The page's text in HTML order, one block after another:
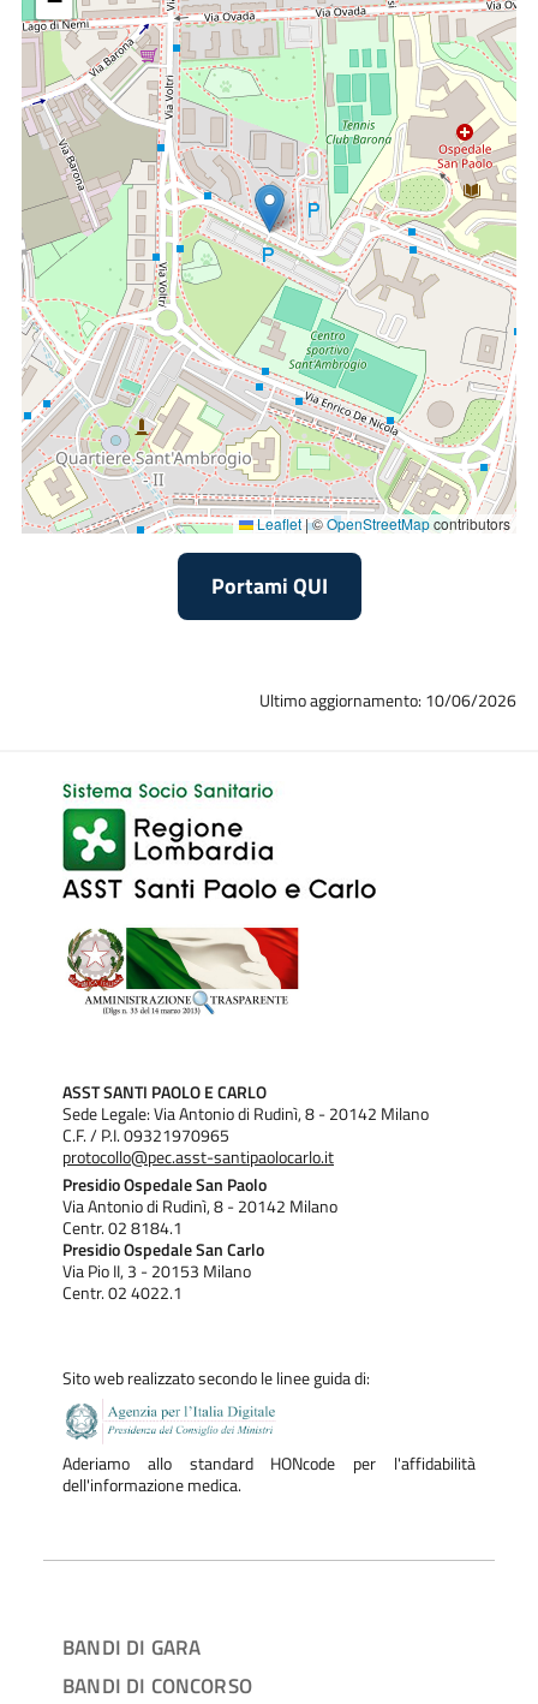
in ambito psicologico.
Principali patologie e trattamenti
Malattia di Parkinson;
Distonie;
Gilles de la Tourette;
Huntington;
Tremore essenziale.
Leaflet |©OpenStreetMapcontributors
Portami QUI
Ultimo aggiornamento: 10/06/2026
ASST SANTI PAOLO E CARLO
Sede Legale: Via Antonio di Rudinì, 8 - 20142 Milano
C.F. / P.I. 09321970965
protocollo@pec.asst-santipaolocarlo.it
Presidio Ospedale San Paolo
Via Antonio di Rudinì, 8 - 20142 Milano
Centr. 02 8184.1
Presidio Ospedale San Carlo
Via Pio II, 3 - 20153 Milano
Centr. 02 4022.1
Sito web realizzato secondo le linee guida di:
Aderiamo allo standard HONcode per l'affidabilità
dell'informazione medica.
BANDI DI GARA
BANDI DI CONCORSO